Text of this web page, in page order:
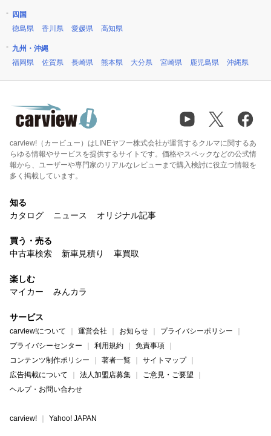
四国
徳島県
香川県 愛媛県 高知県
九州・沖縄
福岡県
佐賀県 長崎県 熊本県 大分県 宮崎県 鹿児島県 沖縄県
carview!（カービュー）はLINEヤフー株式会社が運営するクルマに関するあ
らゆる情報やサービスを提供するサイトです。価格やスペックなどの公式情
報から、ユーザーや専門家のリアルなレビューまで購入検討に役立つ情報を
多く掲載しています。
知る
カタログ
ニュース オリジナル記事
買う・売る
中古車検索
新車見積り 車買取
楽しむ
マイカー
みんカラ
サービス
carview!について 運営会社 お知らせ
プライバシーポリシー
プライバシーセンター
利用規約
免責事項
コンテンツ制作ポリシー
著者一覧
サイトマップ
広告掲載について
法人加盟店募集
ご意見・ご要望
ヘルプ・お問い合わせ
carview! Yahoo! JAPAN